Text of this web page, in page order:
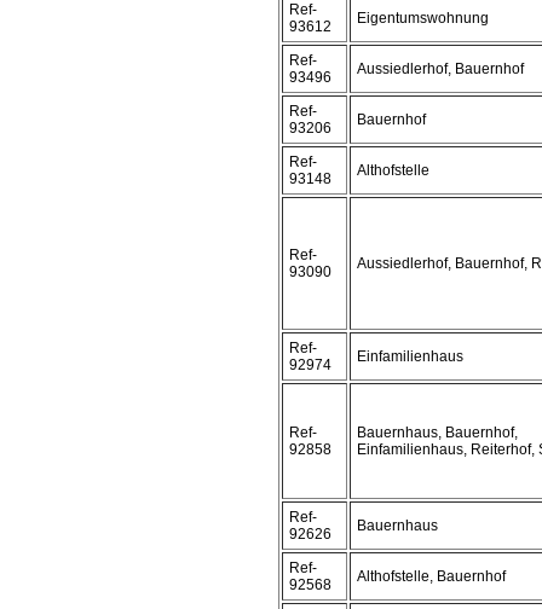
Ref-
93612
Eigentumswohnung
Ref-
93496
Aussiedlerhof, Bauernhof
Ref-
93206
Bauernhof
Ref-
93148
Althofstelle
Ref-
93090
Aussiedlerhof, Bauernhof,
Ref-
92974
Einfamilienhaus
Ref-
92858
Bauernhaus, Bauernhof,
Einfamilienhaus, Reiterhof,
Ref-
92626
Bauernhaus
Ref-
92568
Althofstelle, Bauernhof